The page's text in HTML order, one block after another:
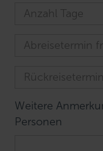
Weitere
Personen